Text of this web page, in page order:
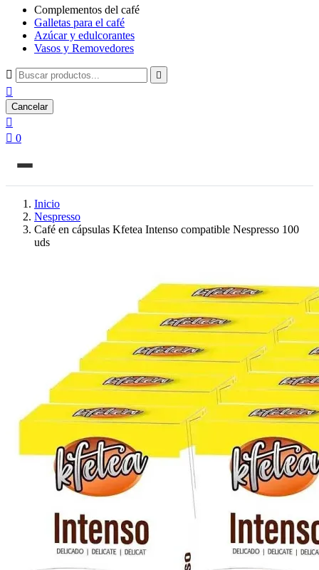
Complementos del café
Galletas para el café
Azúcar y edulcorantes
Vasos y Removedores
 

Cancelar

 0
Inicio
Nespresso
Café en cápsulas Kfetea Intenso compatible Nespresso 100
uds